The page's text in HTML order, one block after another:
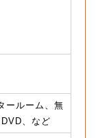
ールーム、無
、など